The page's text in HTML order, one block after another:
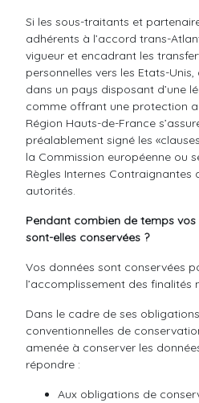
Si les sous-traitants et
adhérents à l’accord trans-
vigueur et encadrant les
personnelles vers les Etats-
dans un pays disposant d’une
comme offrant une protection
Région Hauts-de-France
préalablement signé les
la Commission européenne ou
Règles Internes Contraignantes
autorités.
Pendant combien de temps
sont-elles conservées ?
Vos données sont conservées
l’accomplissement des finalités
Dans le cadre de ses
conventionnelles de
amenée à conserver les
répondre :
Aux obligations de